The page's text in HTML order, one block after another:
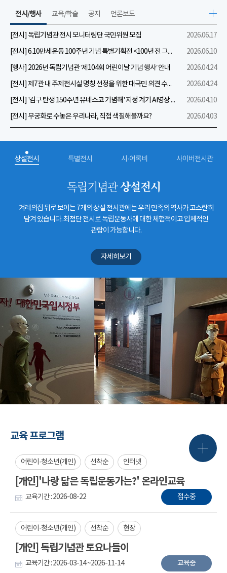
전시/행사
[전시] 독립기념관 전시 모니터링단 국민위원 모집
2026.06.17
[전시] 6.10만세운동 100주년 기념 특별기획전 <100년 전 그날을 보다: 6.10만세운동>
2026.06.10
[행사] 2026년 독립기념관 ‘제104회 어린이날 기념 행사’ 안내
2026.04.24
[전시] 제7관 내 주제전시실 명칭 선정을 위한 대국민 의견 수렴 실시
2026.04.24
[전시] '김구 탄생 150주년 유네스코 기념해' 지정 계기 AI영상 국민공모 개최 안내
2026.04.10
[전시] 무궁화로 수놓은 우리나라, 직접 색칠해볼까요?
2026.04.03
교육/학술 공지 언론보도
상설전시 특별전시 시·어록비 사이버전시관
독립기념관상설전시
겨레의집 뒤로 보이는 7개의 상설 전시관에는 우리 민족의 역사가 고스란히
담겨 있습니다. 최첨단 전시로 독립운동사에 대한 체험적이고 입체적인
관람이 가능합니다.
자세히보기
교육 프로그램
어린이·청소년(개인) 선착순 인터넷
[개인]'나랑 닮은 독립운동가는?' 온라인교육
교육기간 : 2026-08-22 접수중
어린이·청소년(개인) 선착순 현장
[개인] 독립기념관 토요나들이
교육기간 : 2026-03-14 ~2026-11-14 교육중